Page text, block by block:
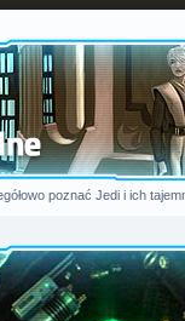
poznać Jedi i ich